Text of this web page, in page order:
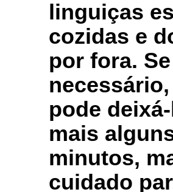
linguiças
cozidas e
por fora. Se
pode
mais
minutos,
cuidado